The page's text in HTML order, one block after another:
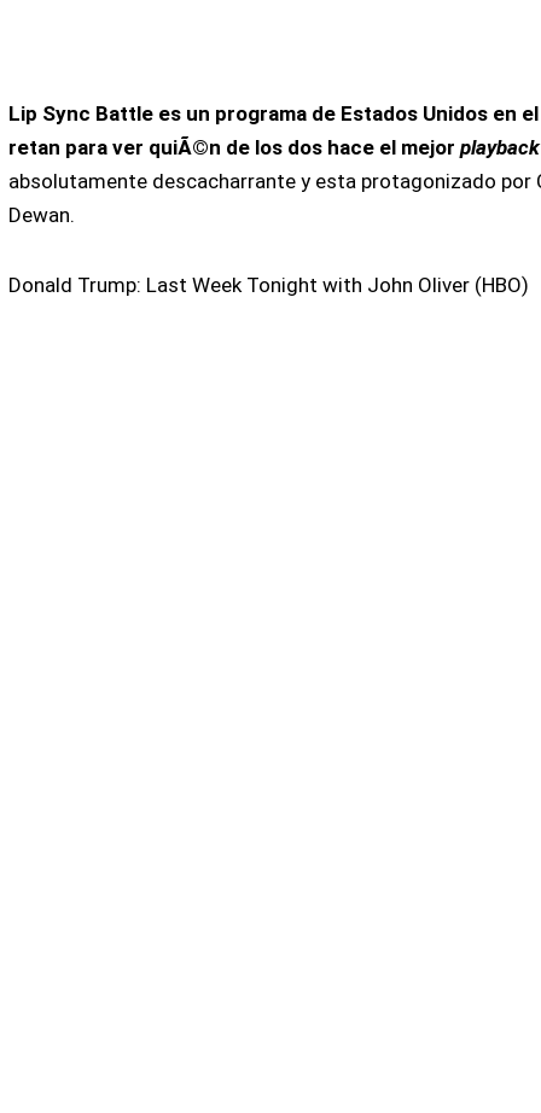
Lip Sync Battle es un programa de Estados Unidos en
retan para ver quiÃ©n de los dos hace el mejor playback
absolutamente descacharrante y esta protagonizado por
Dewan.
Donald Trump: Last Week Tonight with John Oliver (HBO)